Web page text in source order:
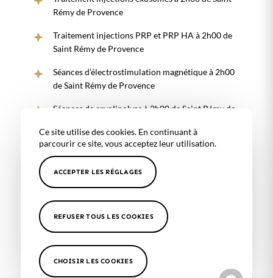
Rémy de Provence
Traitement injections PRP et PRP HA à 2h00 de
Saint Rémy de Provence
Séances d’électrostimulation magnétique à 2h00
de Saint Rémy de Provence
Séances de cryolipolyse à 2h00 de Saint Rémy de
Traitement raffermissant du corps à 2h00 de Saint
Rémy de Provence
Les secteurs proches de notre
cabinetTraitement injections peptides
Marseille 8ème,Aix en Provence
Toulon, Bandol , Hyères, Fuveau
Provence
Puyricard,
Ce site utilise des cookies. En continuant à
parcourir ce site, vous acceptez leur utilisation.
ACCEPTER LES RÉGLAGES
REFUSER TOUS LES COOKIES
CHOISIR LES COOKIES